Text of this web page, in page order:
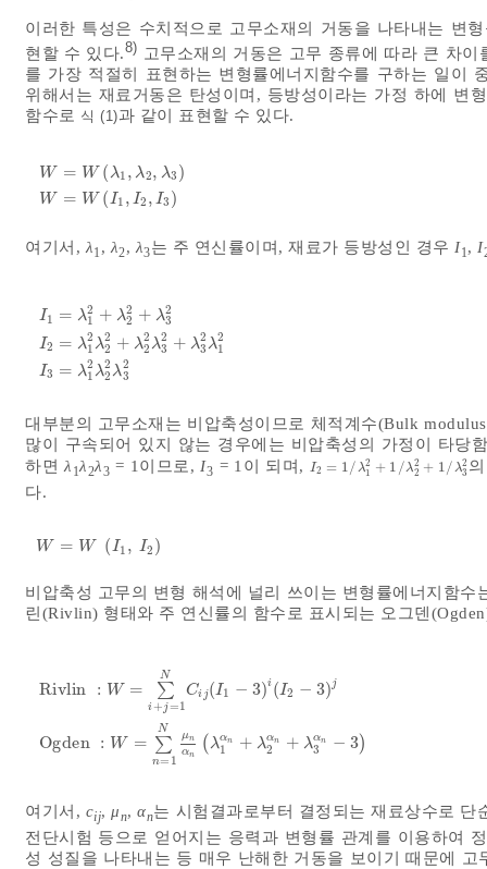
이러한 특성은 수치적으로 고무소재의 거동을 나타내는 변
현할 수 있다.8) 고무소재의 거동은 고무 종류에 따라 큰 차
를 가장 적절히 표현하는 변형률에너지함수를 구하는 일이
위해서는 재료거동은 탄성이며, 등방성이라는 가정 하에 변
함수로 식 (1)과 같이 표현할 수 있다.
W = W ( λ1 , λ2, λ3 )
W = W ( I1 , I2 , I3 )
λ 2,λ 3W =W
여기서,λ1 ,λ2,λ3는 주 연신률이며, 재료가 등방성인 경우 I1, I
I1 = λ2
1 + λ2
2 + λ2
3
I2 = λ2
1 λ2
2 + λ2
2 λ2
3 + λ2
3 λ2
1
I3 = λ2
1 λ2
2 λ2
3
1=λ12+λ 22 +λ32 I2 =λ12
대부분의 고무소재는 비압축성이므로 체적계수(Bulk
많이 구속되어 있지 않는 경우에는 비압축성의 가정이 타당
하면λ 1λ2λ3 = 1이므로,I3 = 1이 되며, I2 = 1/λ2
1
+ 1/λ2
2 + 1/λ2
3
I2 =1 /λ12+1 /λ22+1/ λ32
다.
W = W (I1 , I2 )
W=W I1 I2
비압축성 고무의 변형 해석에 널리 쓰이는 변형률에너지함수
린(Rivlin) 형태와 주 연신률의 함수로 표시되는 오그덴
Rivlin : W = ∑
i + j =1
N
Ci j(I1 − 3)i (I2 − 3)j
Ogden : W = ∑
n= 1
N
μn
αn ( λαn
1 + λαn
2 + λαn
3 − 3)
j =1 N
여기서, cij,μn,αn는 시험결과로부터 결정되는 재료상수로
전단시험 등으로 얻어지는 응력과 변형률 관계를 이용하여
성 성질을 나타내는 등 매우 난해한 거동을 보이기 때문에